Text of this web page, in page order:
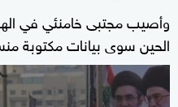
وأصيب مجتبى خامنئي في
الحين سوى بيانات مكتوبة